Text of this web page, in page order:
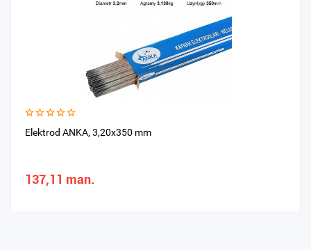
Elektrod ANKA, 3,20x350 mm
137,11 man.